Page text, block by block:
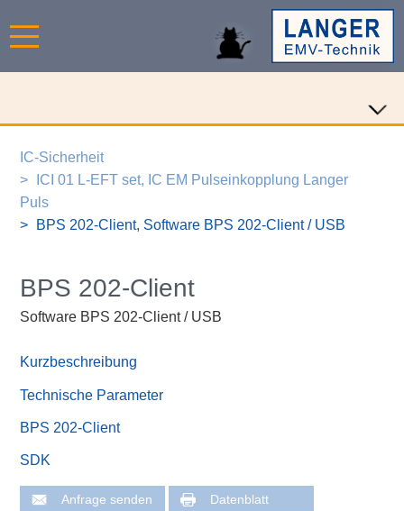
IC-Sicherheit
ICI 01 L-EFT set, IC EM Pulseinkopplung Langer
Puls
BPS 202-Client, Software BPS 202-Client / USB
BPS 202-Client
Software BPS 202-Client / USB
Kurzbeschreibung
Technische Parameter
BPS 202-Client
SDK
Anfrage senden Datenblatt